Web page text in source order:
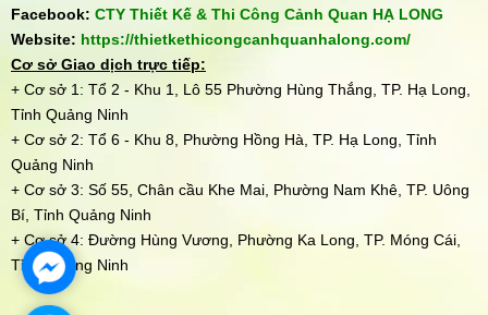
Facebook: CTY Thiết Kế & Thi Công Cảnh Quan HẠ LONG
Website: https://thietkethicongcanhquanhalong.com/
Cơ sở Giao dịch trực tiếp:
+ Cơ sở 1: Tổ 2 - Khu 1, Lô 55 Phường Hùng Thắng, TP. Hạ Long,
Tỉnh Quảng Ninh
+ Cơ sở 2: Tổ 6 - Khu 8, Phường Hồng Hà, TP. Hạ Long, Tỉnh
Quảng Ninh
+ Cơ sở 3: Số 55, Chân cầu Khe Mai, Phường Nam Khê, TP. Uông
Bí, Tỉnh Quảng Ninh
+ Cơ sở 4: Đường Hùng Vương, Phường Ka Long, TP. Móng Cái,
Tỉnh Quảng Ninh